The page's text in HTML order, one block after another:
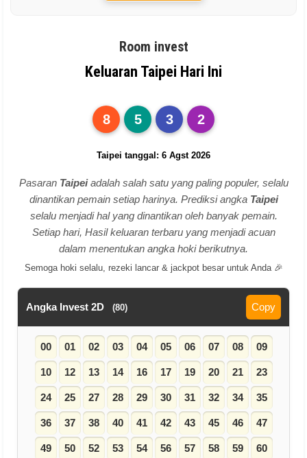
Room invest
Keluaran Taipei Hari Ini
8 5 3 2
Taipei tanggal: 6 Agst 2026
Pasaran Taipeiadalah salah satu yang paling populer, selalu
dinantikan pemain setiap harinya. Prediksi angka Taipei
selalu menjadi hal yang dinantikan oleh banyak pemain.
Setiap hari, Hasil keluaran terbaru yang menjadi acuan
dalam menentukan angka hoki berikutnya.
Semoga hoki selalu, rezeki lancar & jackpot besar untuk Anda 🎉
Angka Invest 2D (80) Copy
00 01 02 03 04 05 06 07 08 09
10 12 13 14 16 17 19 20 21 23
24 25 27 28 29 30 31 32 34 35
36 37 38 40 41 42 43 45 46 47
49 50 52 53 54 56 57 58 59 60